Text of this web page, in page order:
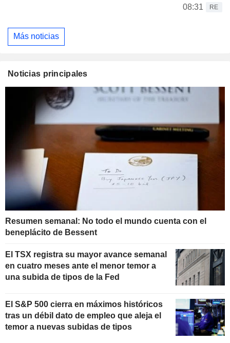
08:31 RE
Más noticias
Noticias principales
Resumen semanal: No todo el mundo cuenta con el
beneplácito de Bessent
El TSX registra su mayor avance semanal
en cuatro meses ante el menor temor a
una subida de tipos de la Fed
El S&P 500 cierra en máximos históricos
tras un débil dato de empleo que aleja el
temor a nuevas subidas de tipos